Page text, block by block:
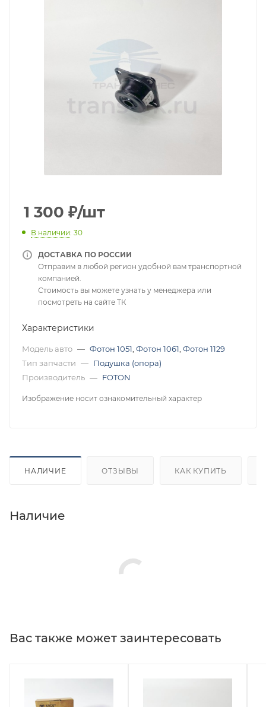
1 300 ₽/шт
В наличии: 30
ДОСТАВКА ПО РОССИИ
Отправим в любой регион удобной вам транспортной
компанией.
Стоимость вы можете узнать у менеджера или
посмотреть на сайте ТК
Характеристики
Модель авто — Фотон 1051 Фотон 1061 Фотон 1129
Тип запчасти — Подушка (опора)
Производитель — FOTON
Изображение носит ознакомительный характер
НАЛИЧИЕ ОТЗЫВЫ КАК КУПИТЬ
Наличие
Вас также может заинтересовать